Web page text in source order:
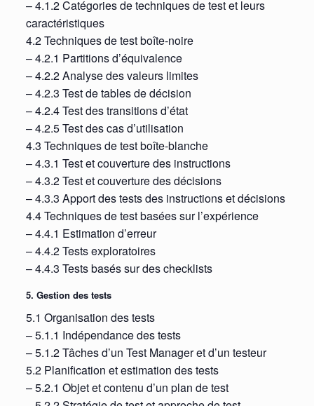
– 4.1.2 Catégories de techniques de test et leurs
caractéristiques
4.2 Techniques de test boîte-noire
– 4.2.1 Partitions d’équivalence
– 4.2.2 Analyse des valeurs limites
– 4.2.3 Test de tables de décision
– 4.2.4 Test des transitions d’état
– 4.2.5 Test des cas d’utilisation
4.3 Techniques de test boîte-blanche
– 4.3.1 Test et couverture des instructions
– 4.3.2 Test et couverture des décisions
– 4.3.3 Apport des tests des instructions et décisions
4.4 Techniques de test basées sur l’expérience
– 4.4.1 Estimation d’erreur
– 4.4.2 Tests exploratoires
– 4.4.3 Tests basés sur des checklists
5. Gestion des tests
5.1 Organisation des tests
– 5.1.1 Indépendance des tests
– 5.1.2 Tâches d’un Test Manager et d’un testeur
5.2 Planification et estimation des tests
– 5.2.1 Objet et contenu d’un plan de test